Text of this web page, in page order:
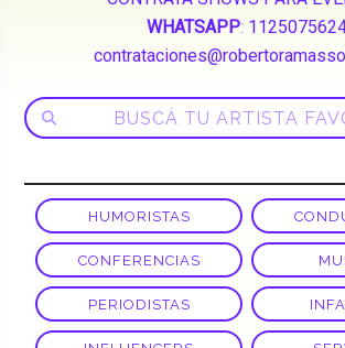
WHATSAPP:
HUMORISTAS
CONFERENCIAS
PERIODISTAS